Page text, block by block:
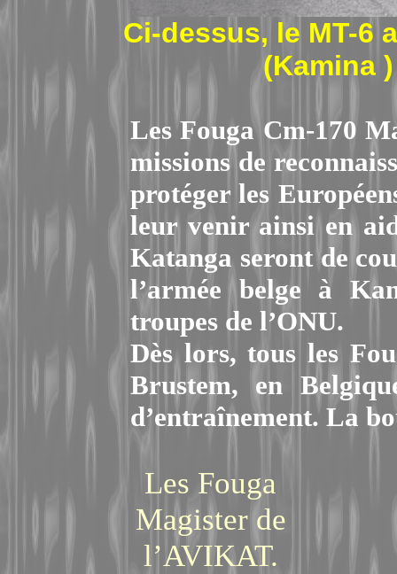
Ci-dessus, le MT-6
(Kamina
Les Fouga Cm-170
missions de
protéger les
leur venir ainsi en
Katanga seront de
l’armée belge à
troupes de l’ONU.
Dès lors, tous les
Brustem, en
d’entraînement. La
Les Fouga
Magister de
l’AVIKAT.